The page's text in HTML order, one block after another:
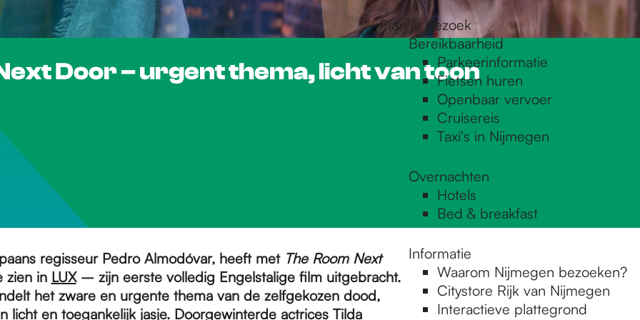
Plan je bezoek
Bereikbaarheid
Parkeerinformatie
Fietsen huren
Openbaar vervoer
Cruisereis
Taxi's in Nijmegen
Overnachten
Hotels
Bed & breakfast
Informatie
Waarom Nijmegen bezoeken?
Citystore Rijk van Nijmegen
Interactieve plattegrond
Door – urgent thema, licht van toon
regisseur Pedro Almodóvar, heeft met The Room Next
in LUX– zijn eerste volledig Engelstalige film uitgebracht.
het zware en urgente thema van de zelfgekozen dood,
licht en toegankelijk jasje. Doorgewinterde actrices Tilda